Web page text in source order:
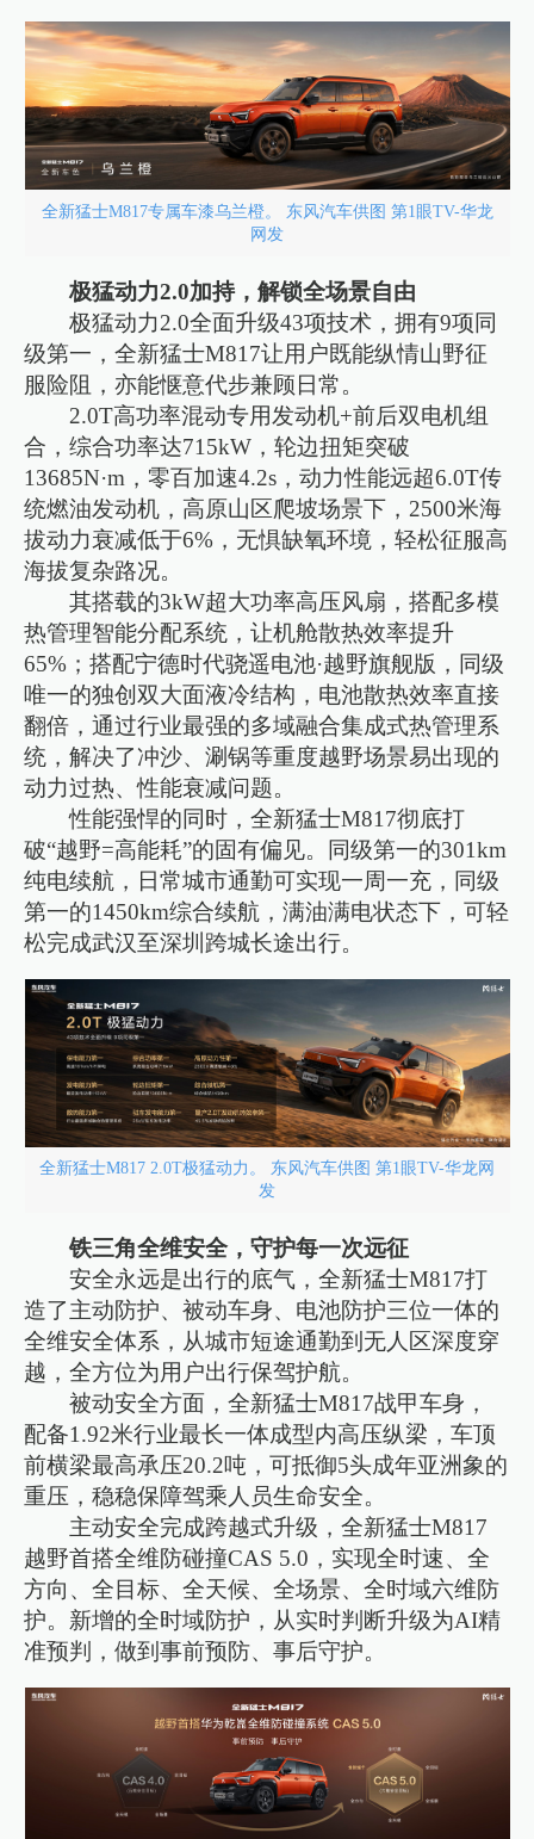
全新猛士M817专属车漆乌兰橙。 东风汽车供图 第1眼TV-华龙
网发
极猛动力2.0加持，解锁全场景自由
极猛动力2.0全面升级43项技术，拥有9项同
级第一，全新猛士M817让用户既能纵情山野征
服险阻，亦能惬意代步兼顾日常。
2.0T高功率混动专用发动机+前后双电机组
合，综合功率达715kW，轮边扭矩突破
13685N·m，零百加速4.2s，动力性能远超6.0T传
统燃油发动机，高原山区爬坡场景下，2500米海
拔动力衰减低于6%，无惧缺氧环境，轻松征服高
海拔复杂路况。
其搭载的3kW超大功率高压风扇，搭配多模
热管理智能分配系统，让机舱散热效率提升
65%；搭配宁德时代骁遥电池·越野旗舰版，同级
唯一的独创双大面液冷结构，电池散热效率直接
翻倍，通过行业最强的多域融合集成式热管理系
统，解决了冲沙、涮锅等重度越野场景易出现的
动力过热、性能衰减问题。
性能强悍的同时，全新猛士M817彻底打
破“越野=高能耗”的固有偏见。同级第一的301km
纯电续航，日常城市通勤可实现一周一充，同级
第一的1450km综合续航，满油满电状态下，可轻
松完成武汉至深圳跨城长途出行。
全新猛士M817 2.0T极猛动力。 东风汽车供图 第1眼TV-华龙网
发
铁三角全维安全，守护每一次远征
安全永远是出行的底气，全新猛士M817打
造了主动防护、被动车身、电池防护三位一体的
全维安全体系，从城市短途通勤到无人区深度穿
越，全方位为用户出行保驾护航。
被动安全方面，全新猛士M817战甲车身，
配备1.92米行业最长一体成型内高压纵梁，车顶
前横梁最高承压20.2吨，可抵御5头成年亚洲象的
重压，稳稳保障驾乘人员生命安全。
主动安全完成跨越式升级，全新猛士M817
越野首搭全维防碰撞CAS 5.0，实现全时速、全
方向、全目标、全天候、全场景、全时域六维防
护。新增的全时域防护，从实时判断升级为AI精
准预判，做到事前预防、事后守护。